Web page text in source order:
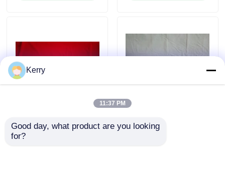
Produits
galvanisé de tôle d'acier
a ridé l'OEM de feuilles
inoxydable standard en
Kerry
11:37 PM
Good day, what product are you looking
for?